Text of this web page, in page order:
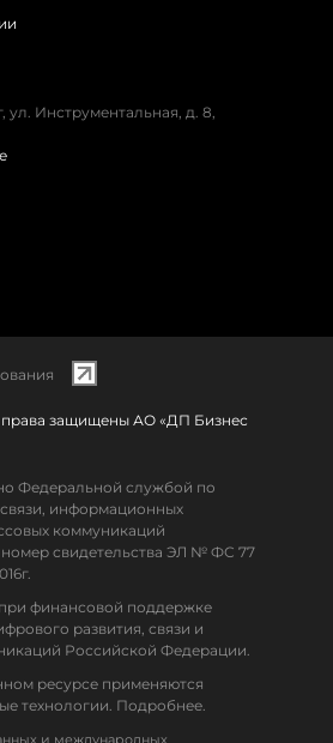
ул. Инструментальная, д. 8,
права защищены АО «ДП Бизнес
Федеральной службой по
информационных
коммуникаций
свидетельства ЭЛ № ФС 77
финансовой поддержке
развития, связи и
Российской Федерации.
ресурсе применяются
технологии. Подробнее.
и международных